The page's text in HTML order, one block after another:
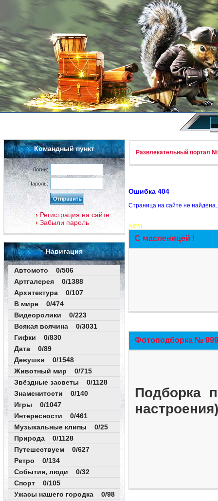
Командный пункт
Логин:
Пароль:
Регистрация на сайте
Забыли пароль
Навигация
Автомото 0/506
Артгалерея 0/1388
Архитектура 0/107
В мире 0/474
Видеоролики 0/223
Всякая всячина 0/3031
Гифки 0/830
Дата 0/89
Девушки 0/1548
Животный мир 0/715
Звёздные засветы 0/1128
Знаменитости 0/140
Игры 0/1047
Интересности 0/461
Музыкальные клипы 0/25
Природа 0/1128
Путешествуем 0/627
Ретро 0/134
События, люди 0/32
Спорт 0/105
Ужасы нашего городка 0/98
Развлекательный портал
Ошибка 404
Страница на сайте не
New!
С масленицей !
Фотоподборка №
Подборка